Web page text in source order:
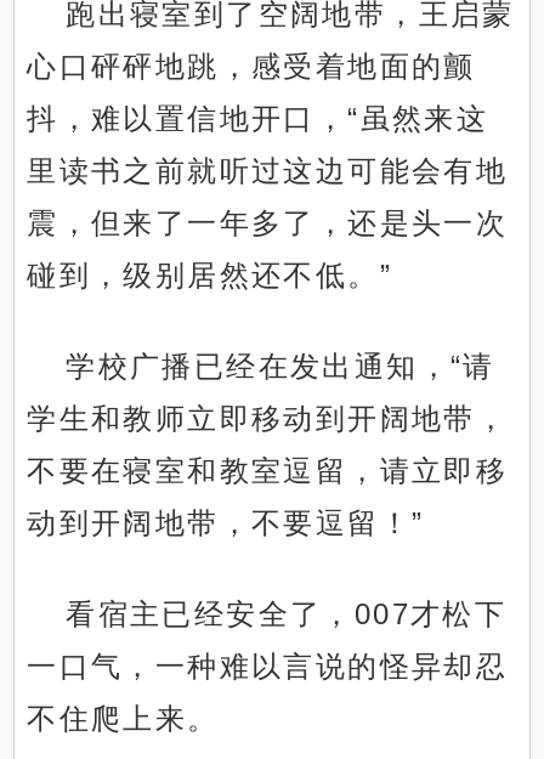
跑出寝室到了空阔地带，王启蒙
心口砰砰地跳，感受着地面的颤
抖，难以置信地开口，“虽然来这
里读书之前就听过这边可能会有地
震，但来了一年多了，还是头一次
碰到，级别居然还不低。”
学校广播已经在发出通知，“请
学生和教师立即移动到开阔地带，
不要在寝室和教室逗留，请立即移
动到开阔地带，不要逗留！”
看宿主已经安全了，007才松下
一口气，一种难以言说的怪异却忍
不住爬上来。